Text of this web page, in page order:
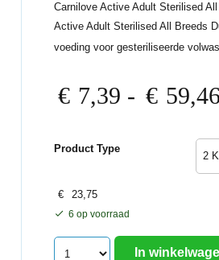
Carnilove Active Adult Sterilised
Active Adult Sterilised All Breeds
voeding voor gesteriliseerde
€ 7,39 - € 59,46
Product Type
€ 23,75
6 op voorraad
In